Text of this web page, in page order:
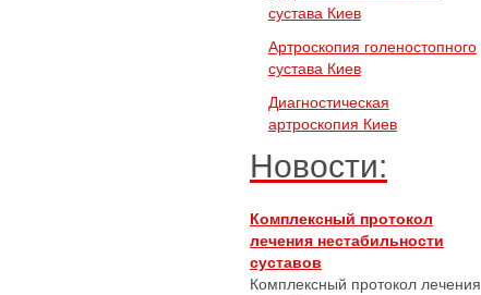
сустава Киев
Артроскопия голеностопного
сустава Киев
Диагностическая
артроскопия Киев
Новости:
Комплексный протокол
лечения нестабильности
суставов
Комплексный протокол лечения